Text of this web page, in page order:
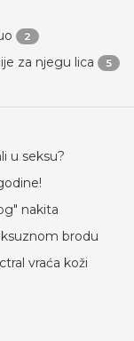
2
za njegu lica 5
u seksu?
nakita
brodu
vraća koži